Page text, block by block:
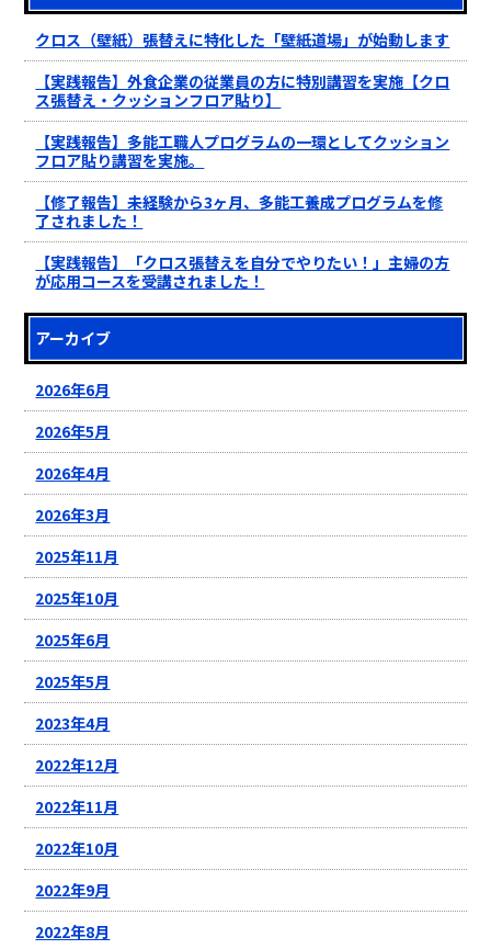
クロス（壁紙）張替えに特化した「壁紙道場」が始動します
【実践報告】外食企業の従業員の方に特別講習を実施【クロ
ス張替え・クッションフロア貼り】
【実践報告】多能工職人プログラムの一環としてクッション
フロア貼り講習を実施。
【修了報告】未経験から3ヶ月、多能工養成プログラムを修
了されました！
【実践報告】「クロス張替えを自分でやりたい！」主婦の方
が応用コースを受講されました！
アーカイブ
2026年6月
2026年5月
2026年4月
2026年3月
2025年11月
2025年10月
2025年6月
2025年5月
2023年4月
2022年12月
2022年11月
2022年10月
2022年9月
2022年8月